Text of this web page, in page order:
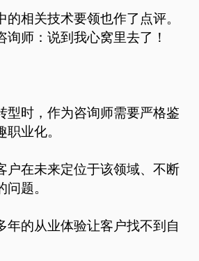
相关技术要领也作了点评。
师：说到我心窝里去了！
型时，作为咨询师需要严格鉴
业化。
户在未来定位于该领域、不断
题。
年的从业体验让客户找不到自